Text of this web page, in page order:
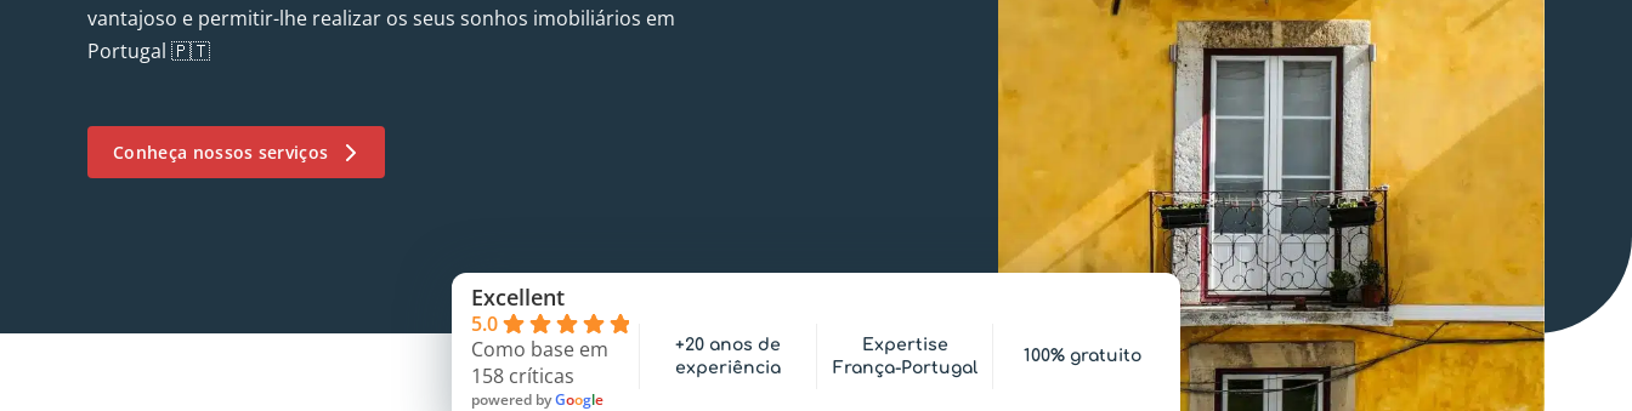
vantajoso e permitir-lhe realizar os seus sonhos imobiliários em
Portugal 🇵🇹
Conheça nossos serviços
Excellent
5.0
Como base em
158 críticas
powered byGoogle
+20 anos de
experiência
Expertise
França-Portugal
100% gratuito